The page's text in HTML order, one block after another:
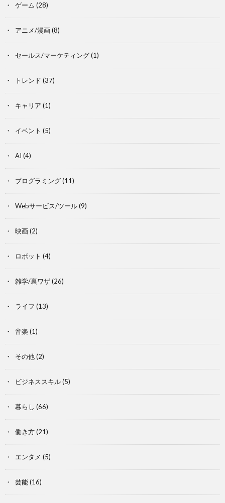
ゲーム (28)
アニメ/漫画(8)
セールス/マーケティング(1)
トレンド (37)
キャリア (1)
イベント (5)
AI (4)
プログラミング(11)
Webサービス/ツール(9)
映画(2)
ロボット (4)
雑学/裏ワザ(26)
ライフ (13)
音楽 (1)
その他(2)
ビジネススキル(5)
暮らし (66)
働き方(21)
エンタメ (5)
芸能(16)